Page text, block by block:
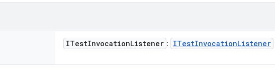
ITestInvocationListener : ITestInvocationListener